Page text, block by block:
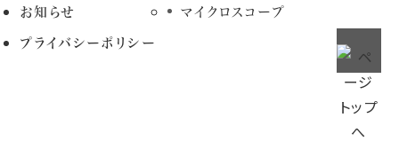
お知らせ
プライバシーポリシー
マイクロスコープ